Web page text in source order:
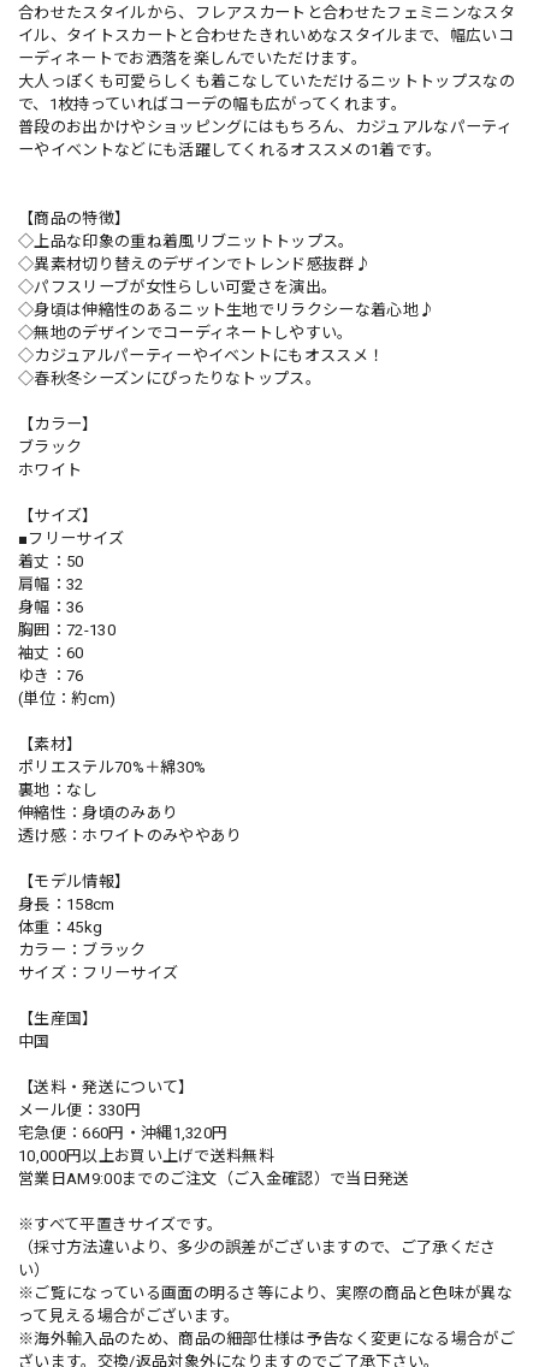
合わせたスタイルから、フレアスカートと合わせたフェミニンなスタ
イル、タイトスカートと合わせたきれいめなスタイルまで、幅広いコ
ーディネートでお洒落を楽しんでいただけます。
大人っぽくも可愛らしくも着こなしていただけるニットトップスなの
で、1枚持っていればコーデの幅も広がってくれます。
普段のお出かけやショッピングにはもちろん、カジュアルなパーティ
ーやイベントなどにも活躍してくれるオススメの1着です。
【商品の特徴】
◇上品な印象の重ね着風リブニットトップス。
◇異素材切り替えのデザインでトレンド感抜群♪
◇パフスリーブが女性らしい可愛さを演出。
◇身頃は伸縮性のあるニット生地でリラクシーな着心地♪
◇無地のデザインでコーディネートしやすい。
◇カジュアルパーティーやイベントにもオススメ！
◇春秋冬シーズンにぴったりなトップス。
【カラー】
ブラック
ホワイト
【サイズ】
■フリーサイズ
着丈：50
肩幅：32
身幅：36
胸囲：72-130
袖丈：60
ゆき：76
(単位：約cm)
【素材】
ポリエステル70%＋綿30%
裏地：なし
伸縮性：身頃のみあり
透け感：ホワイトのみややあり
【モデル情報】
身長：158cm
体重：45kg
カラー：ブラック
サイズ：フリーサイズ
【生産国】
中国
【送料・発送について】
メール便：330円
宅急便：660円・沖縄1,320円
10,000円以上お買い上げで送料無料
営業日AM9:00までのご注文（ご入金確認）で当日発送
※すべて平置きサイズです。
（採寸方法違いより、多少の誤差がございますので、ご了承くださ
い）
※ご覧になっている画面の明るさ等により、実際の商品と色味が異な
って見える場合がございます。
※海外輸入品のため、商品の細部仕様は予告なく変更になる場合がご
ざいます。交換/返品対象外になりますのでご了承下さい。